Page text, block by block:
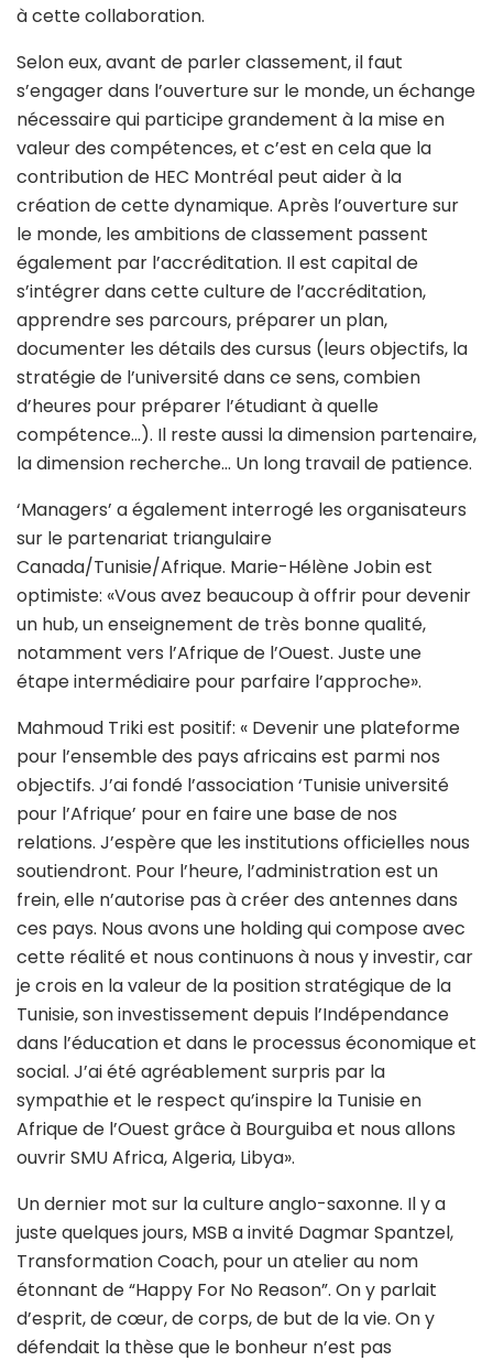
à cette collaboration.
Selon eux, avant de parler classement, il faut
s’engager dans l’ouverture sur le monde, un échange
nécessaire qui participe grandement à la mise en
valeur des compétences, et c’est en cela que la
contribution de HEC Montréal peut aider à la
création de cette dynamique. Après l’ouverture sur
le monde, les ambitions de classement passent
également par l’accréditation. Il est capital de
s’intégrer dans cette culture de l’accréditation,
apprendre ses parcours, préparer un plan,
documenter les détails des cursus (leurs objectifs, la
stratégie de l’université dans ce sens, combien
d’heures pour préparer l’étudiant à quelle
compétence…). Il reste aussi la dimension partenaire,
la dimension recherche… Un long travail de patience.
‘Managers’ a également interrogé les organisateurs
sur le partenariat triangulaire
Canada/Tunisie/Afrique. Marie-Hélène Jobin est
optimiste: «Vous avez beaucoup à offrir pour devenir
un hub, un enseignement de très bonne qualité,
notamment vers l’Afrique de l’Ouest. Juste une
étape intermédiaire pour parfaire l’approche».
Mahmoud Triki est positif: « Devenir une plateforme
pour l’ensemble des pays africains est parmi nos
objectifs. J’ai fondé l’association ‘Tunisie université
pour l’Afrique’ pour en faire une base de nos
relations. J’espère que les institutions officielles nous
soutiendront. Pour l’heure, l’administration est un
frein, elle n’autorise pas à créer des antennes dans
ces pays. Nous avons une holding qui compose avec
cette réalité et nous continuons à nous y investir, car
je crois en la valeur de la position stratégique de la
Tunisie, son investissement depuis l’Indépendance
dans l’éducation et dans le processus économique et
social. J’ai été agréablement surpris par la
sympathie et le respect qu’inspire la Tunisie en
Afrique de l’Ouest grâce à Bourguiba et nous allons
ouvrir SMU Africa, Algeria, Libya».
Un dernier mot sur la culture anglo-saxonne. Il y a
juste quelques jours, MSB a invité Dagmar Spantzel,
Transformation Coach, pour un atelier au nom
étonnant de “Happy For No Reason”. On y parlait
d’esprit, de cœur, de corps, de but de la vie. On y
défendait la thèse que le bonheur n’est pas